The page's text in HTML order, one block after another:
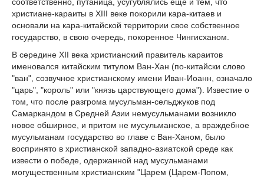
христиане-караиты в XIII веке покорили кара-китаев и
основали на кара-китайской территории свое собственное
государство, в свою очередь, покоренное Чингисханом.
В середине XII века христианский правитель караитов
именовался китайским титулом Ван-Хан (по-китайски слово
"ван", созвучное христианскому имени Иван-Иоанн, означало
"царь", "король" или "князь царствующего дома"). Известие о
том, что после разгрома мусульман-сельджуков под
Самаркандом в Средней Азии немусульманами возникло
новое обширное, и притом не мусульманское, а враждебное
мусульманам государство во главе с Ван-Ханом, было
воспринято в христианской западно-азиатской среде как
извести о победе, одержанной над мусульманами
могущественным христианским "Царем (Царем-Попом,